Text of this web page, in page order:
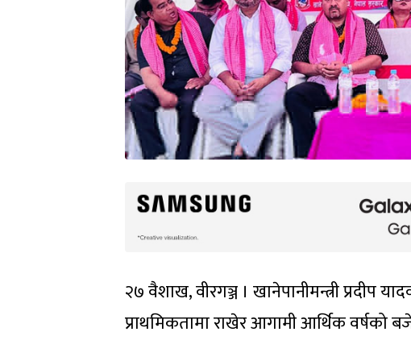
२७ वैशाख, वीरगञ्ज । खानेपानीमन्त्री प्रदीप
प्राथमिकतामा राखेर आगामी आर्थिक वर्षको